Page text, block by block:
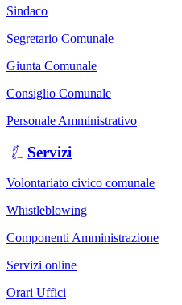
Sindaco
Segretario Comunale
Giunta Comunale
Consiglio Comunale
Personale Amministrativo
Servizi
Volontariato civico comunale
Whistleblowing
Componenti Amministrazione
Servizi online
Orari Uffici